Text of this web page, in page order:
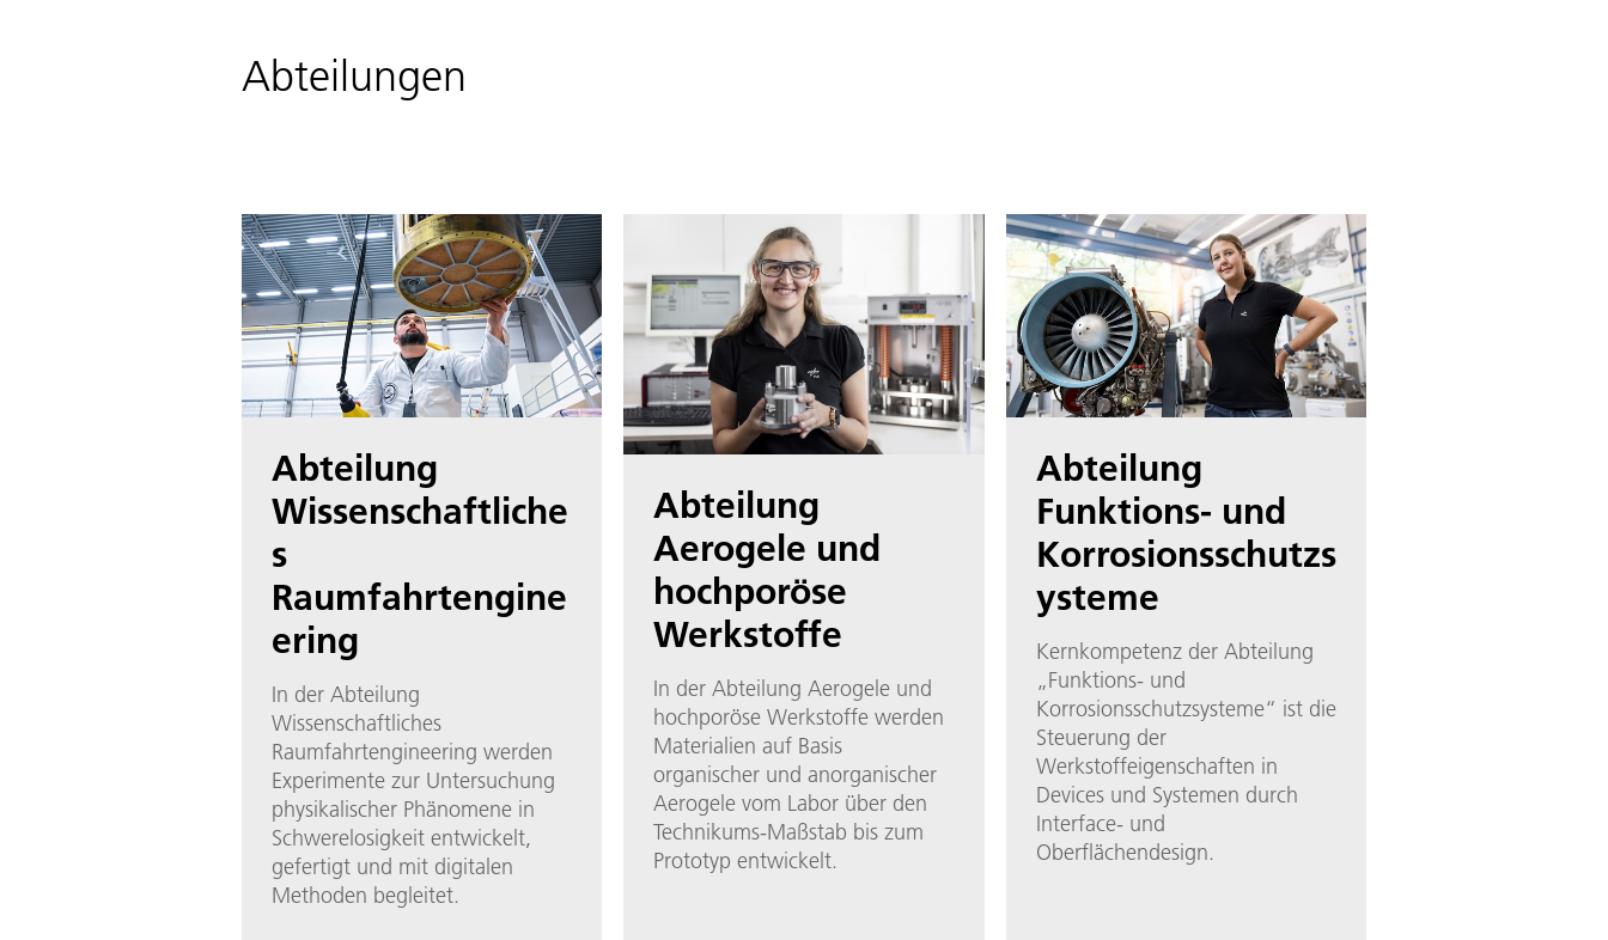
Abteilungen
Abteilung
Wissenschaftliche
s
Raumfahrtengine
ering
In der Abteilung
Wissenschaftliches
Raumfahrtengineering werden
Experimente zur Untersuchung
physikalischer Phänomene in
Schwerelosigkeit entwickelt,
gefertigt und mit digitalen
Methoden begleitet.
Abteilung
Aerogele und
hochporöse
Werkstoffe
In der Abteilung Aerogele und
hochporöse Werkstoffe werden
Materialien auf Basis
organischer und anorganischer
Aerogele vom Labor über den
Technikums-Maßstab bis zum
Prototyp entwickelt.
Abteilung
Funktions- und
Korrosionsschutzs
ysteme
Kernkompetenz der Abteilung
„Funktions- und
Korrosionsschutzsysteme“ ist die
Steuerung der
Werkstoffeigenschaften in
Devices und Systemen durch
Interface- und
Oberflächendesign.